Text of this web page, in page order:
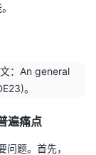
：An general
。
遍痛点
题。首先，